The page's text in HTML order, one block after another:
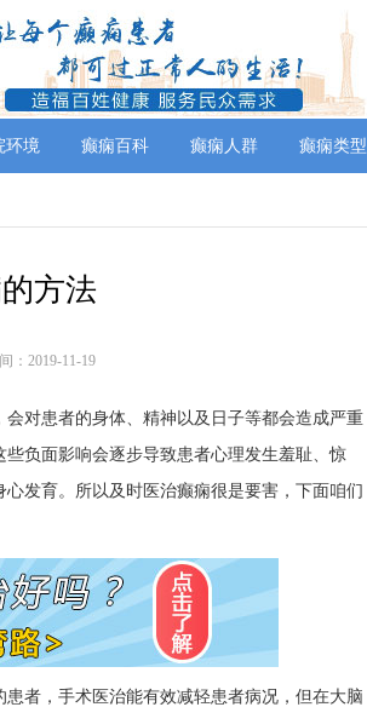
环境 癫痫百科 癫痫人群 癫痫类型
方法
：2019-11-19
对患者的身体、精神以及日子等都会造成严重
负面影响会逐步导致患者心理发生羞耻、惊
发育。所以及时医治癫痫很是要害，下面咱们
者，手术医治能有效减轻患者病况，但在大脑